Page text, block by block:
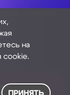
на
cookie.
ПРИНЯТЬ